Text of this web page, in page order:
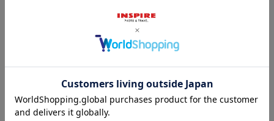
Check the recommended size
サイズについて